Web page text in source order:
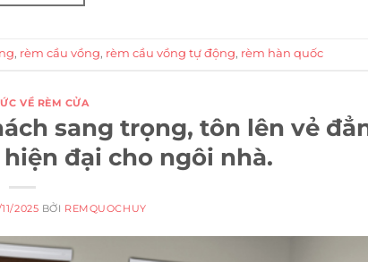
, rèm cầu vồng, rèm cầu vồng tự động, rèm hàn quốc
VỀ RÈM CỬA
sang trọng, tôn lên vẻ
đại cho ngôi nhà.
2025 BỞI REMQUOCHUY